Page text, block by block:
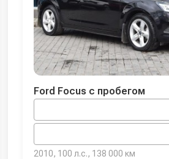
Ford Focus с пробегом
2010, 100 л.с., 138 000 км